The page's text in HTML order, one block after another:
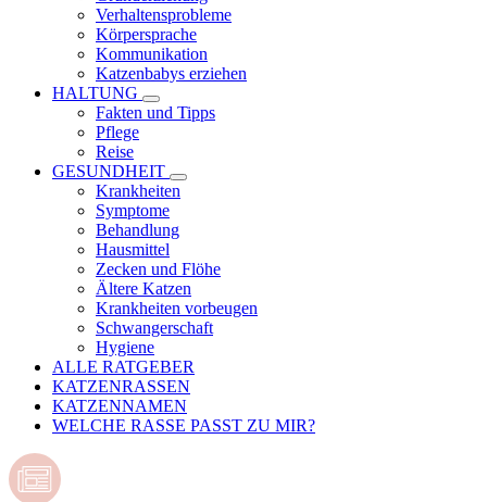
Verhaltensprobleme
Körpersprache
Kommunikation
Katzenbabys erziehen
HALTUNG
Fakten und Tipps
Pflege
Reise
GESUNDHEIT
Krankheiten
Symptome
Behandlung
Hausmittel
Zecken und Flöhe
Ältere Katzen
Krankheiten vorbeugen
Schwangerschaft
Hygiene
ALLE RATGEBER
KATZENRASSEN
KATZENNAMEN
WELCHE RASSE PASST ZU MIR?